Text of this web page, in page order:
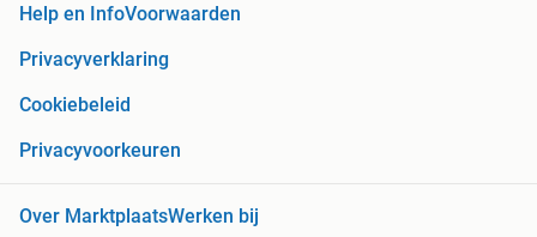
Help en InfoVoorwaarden
Privacyverklaring
Cookiebeleid
Privacyvoorkeuren
Over MarktplaatsWerken bij